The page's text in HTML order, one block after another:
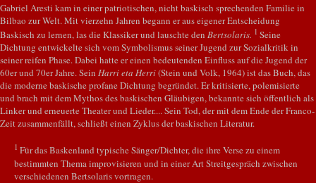
Gabriel Aresti kam in einer patriotischen, nicht baskisch sprechenden Familie in
Bilbao zur Welt. Mit vierzehn Jahren begann er aus eigener Entscheidung
Baskisch zu lernen, las die Klassiker und lauschte den Bertsolaris. 1 Seine
Dichtung entwickelte sich vom Symbolismus seiner Jugend zur Sozialkritik in
seiner reifen Phase. Dabei hatte er einen bedeutenden Einfluss auf die Jugend der
60er und 70er Jahre. Sein Harri eta Herri(Stein und Volk, 1964) ist das Buch, das
die moderne baskische profane Dichtung begründet. Er kritisierte, polemisierte
und brach mit dem Mythos des baskischen Gläubigen, bekannte sich öffentlich als
Linker und erneuerte Theater und Lieder.... Sein Tod, der mit dem Ende der Franco-
Zeit zusammenfällt, schließt einen Zyklus der baskischen Literatur.
1 Für das Baskenland typische Sänger/Dichter, die ihre Verse zu einem
bestimmten Thema improvisieren und in einer Art Streitgespräch zwischen
verschiedenen Bertsolaris vortragen.